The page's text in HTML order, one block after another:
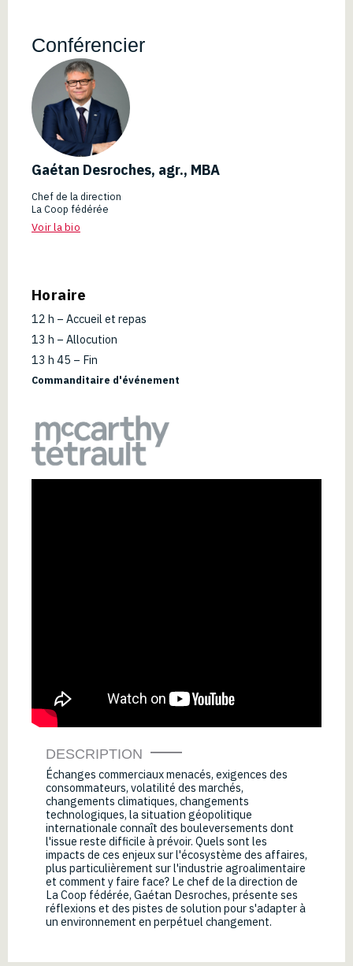
Conférencier
Gaétan Desroches, agr., MBA
Chef de la direction
La Coop fédérée
Voir la bio
Horaire
12 h – Accueil et repas
13 h – Allocution
13 h 45 – Fin
Commanditaire d'événement
DESCRIPTION
Échanges commerciaux menacés, exigences des
consommateurs, volatilité des marchés,
changements climatiques, changements
technologiques, la situation géopolitique
internationale connaît des bouleversements dont
l'issue reste difficile à prévoir. Quels sont les
impacts de ces enjeux sur l'écosystème des affaires,
plus particulièrement sur l'industrie agroalimentaire
et comment y faire face? Le chef de la direction de
La Coop fédérée, Gaétan Desroches, présente ses
réflexions et des pistes de solution pour s'adapter à
un environnement en perpétuel changement.